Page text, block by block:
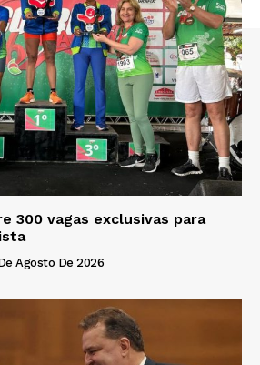
300 vagas exclusivas para
Agosto De 2026